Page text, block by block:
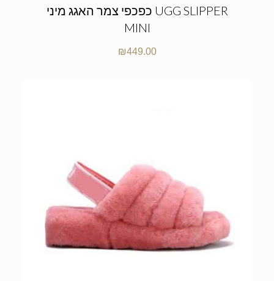
כפכפי צמר האגג מיני UGG SLIPPER
MINI
₪449.00